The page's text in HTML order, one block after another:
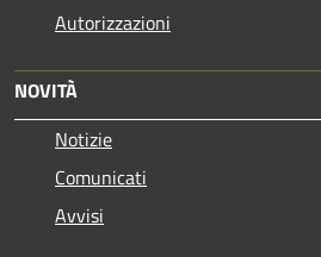
Autorizzazioni
NOVITÀ
Notizie
Comunicati
Avvisi